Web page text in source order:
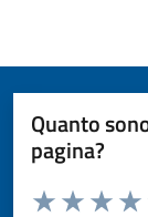
Quanto
pagina?
Valuta da 1 a 5